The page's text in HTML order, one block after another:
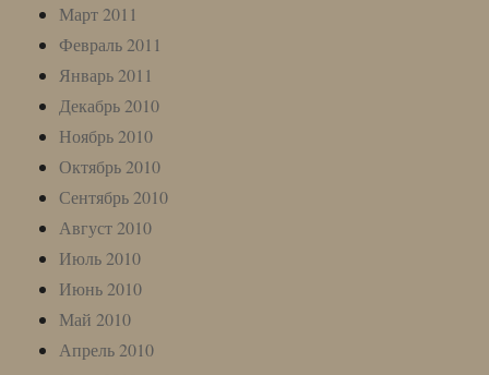
Март 2011
Февраль 2011
Январь 2011
Декабрь 2010
Ноябрь 2010
Октябрь 2010
Сентябрь 2010
Август 2010
Июль 2010
Июнь 2010
Май 2010
Апрель 2010